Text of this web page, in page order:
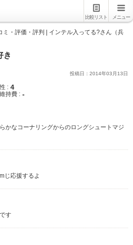
比較リスト メニュー
ミ・評価・評判 | インテル入ってる?さん（兵
き
投稿日： 2014年03 月 13日
: 4
維持費 : -
かなコーナリングからのロングシュートマジ
じ応援するよ
す